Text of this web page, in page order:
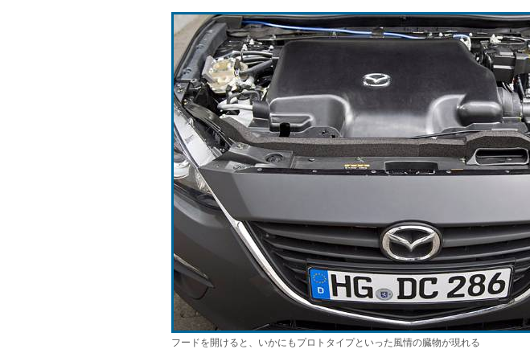
フードを開けると、いかにもプロトタイプといった風情の臓物が現れる